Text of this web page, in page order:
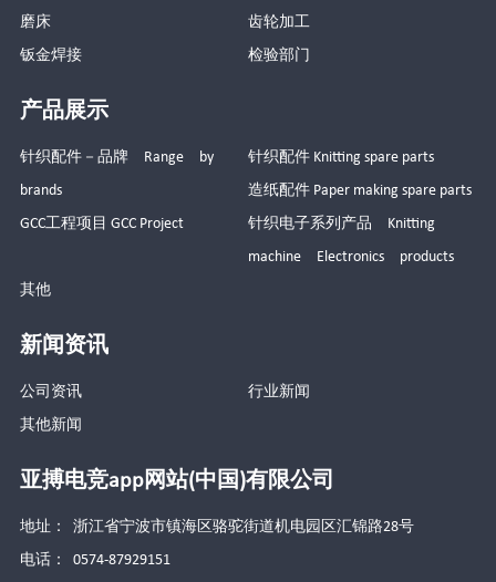
磨床
齿轮加工
钣金焊接
检验部门
产品展示
针织配件－品牌 Range by
brands
针织配件 Knitting spare parts
造纸配件 Paper making spare parts
GCC工程项目 GCC Project
针织电子系列产品 Knitting
machine Electronics products
其他
新闻资讯
公司资讯
行业新闻
其他新闻
亚搏电竞app网站(中国)有限公司
地址： 浙江省宁波市镇海区骆驼街道机电园区汇锦路28号
电话： 0574-87929151